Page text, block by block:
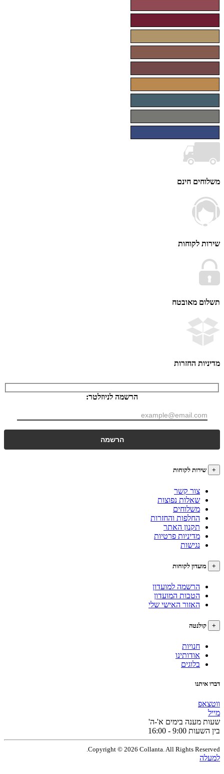
חינם
לקוחות
מאובטח
החזרות
הרשמה לניוזלטר:
לקוחות
צור קשר
שאלות נפוצות
משלוחים
החלפות והחזרות
תקנון האתר
מדיניות פרטיות
נגישות
לקוחות
הרשמה למועדון
הטבות המועדון
האזור האישי שלי
חנויות
אודותינו
בלוגים
מענה בימים א'-ה'
- 16:00
Copyright © 2026 Collanta. All Rights